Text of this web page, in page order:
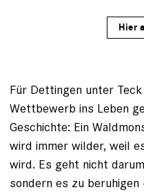
Hier
Für Dettingen unter
Wettbewerb ins Leben
Geschichte: Ein
wird immer wilder, weil
wird. Es geht nicht
sondern es zu